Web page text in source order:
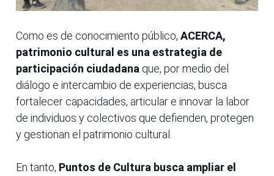
Como es de conocimiento público, ACERCA,
patrimonio cultural es una estrategia de
participación ciudadana que, por medio del
diálogo e intercambio de experiencias, busca
fortalecer capacidades, articular e innovar la labor
de individuos y colectivos que defienden, protegen
y gestionan el patrimonio cultural.
En tanto, Puntos de Cultura busca ampliar el